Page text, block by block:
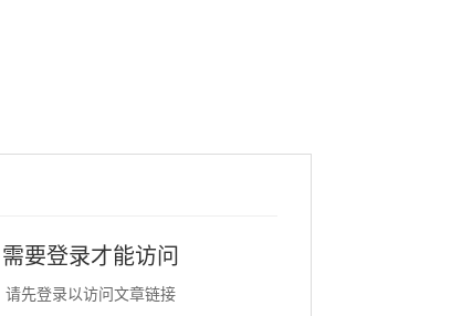
需要登录才能访问
请先登录以访问文章链接